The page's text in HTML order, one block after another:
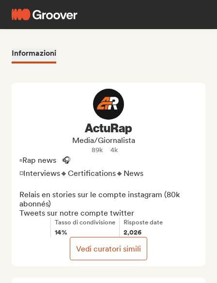
Informazioni
ActuRap
Media/Giornalista
89k 4k
▫️Rap news   🎧
◽️Interviews🔸Certifications🔸News
Relais en stories sur le compte instagram (80k
abonnés)
Tweets sur notre compte twitter
Tasso di condivisione
14%
Risposte date
2,026
Vedi curatori simili